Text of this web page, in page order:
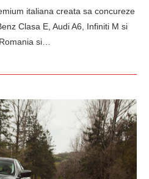
italiana creata sa concureze
Clasa E, Audi A6, Infiniti M si
si…